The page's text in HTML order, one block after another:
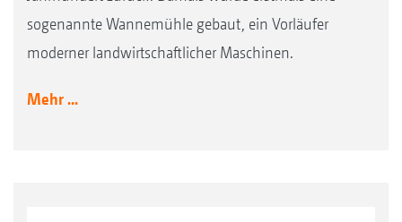
sogenannte Wannemühle gebaut, ein Vorläufer
moderner landwirtschaftlicher Maschinen.
Mehr ...